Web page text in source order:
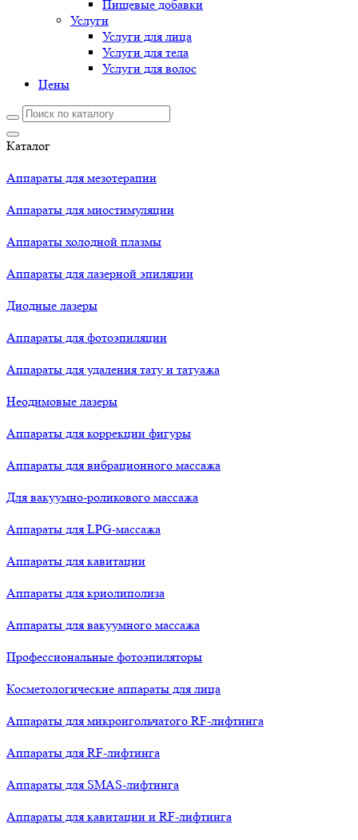
Пищевые добавки
Услуги
Услуги для лица
Услуги для тела
Услуги для волос
Цены
Каталог
Аппараты для мезотерапии
Аппараты для миостимуляции
Аппараты холодной плазмы
Аппараты для лазерной эпиляции
Диодные лазеры
Аппараты для фотоэпиляции
Аппараты для удаления тату и татуажа
Неодимовые лазеры
Аппараты для коррекции фигуры
Аппараты для вибрационного массажа
Для вакуумно-роликового массажа
Аппараты для LPG-массажа
Аппараты для кавитации
Аппараты для криолиполиза
Аппараты для вакуумного массажа
Профессиональные фотоэпиляторы
Косметологические аппараты для лица
Аппараты для микроигольчатого RF-лифтинга
Аппараты для RF-лифтинга
Аппараты для SMAS-лифтинга
Аппараты для кавитации и RF-лифтинга